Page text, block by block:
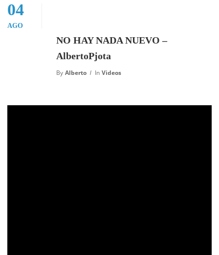
04
AGO
NO HAY NADA NUEVO –
AlbertoPjota
By Alberto In Videos